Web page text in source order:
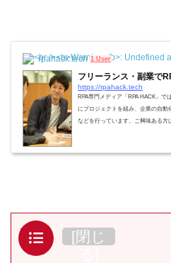
rpahack.tech 1 User
フリーランス・副業で
https://rpahack.tech
RPA専門メディア「RPA HACK」で
にプロジェクトを組み、企業の自動
などを行っています。ご興味ある方
目次 [閉じ